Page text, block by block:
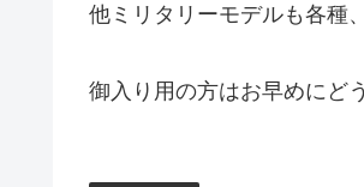
他ミリタリーモデルも各種
御入り用の方はお早めにど